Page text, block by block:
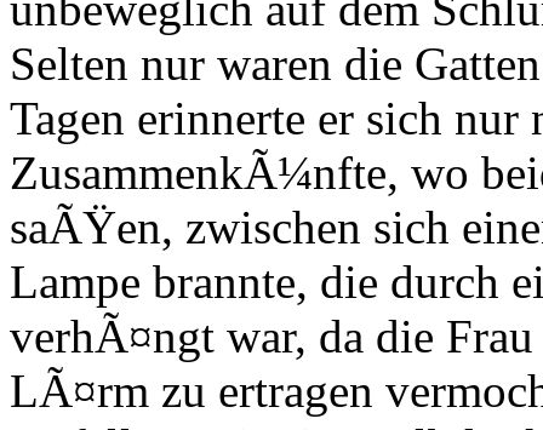
Selten nur waren die
Tagen erinnerte er sich
ZusammenkÃ¼nfte, wo
saÃŸen, zwischen sich
Lampe brannte, die durch
verhÃ¤ngt war, da die
LÃ¤rm zu ertragen